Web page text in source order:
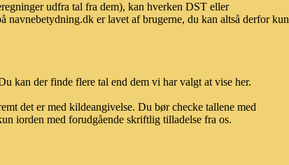
udfra tal fra dem), kan hverken DST eller
er lavet af brugerne, du kan altså derfor kun
kan der finde flere tal end dem vi har valgt at vise her.
det er med kildeangivelse. Du bør checke tallene med
iorden med forudgående skriftlig tilladelse fra os.